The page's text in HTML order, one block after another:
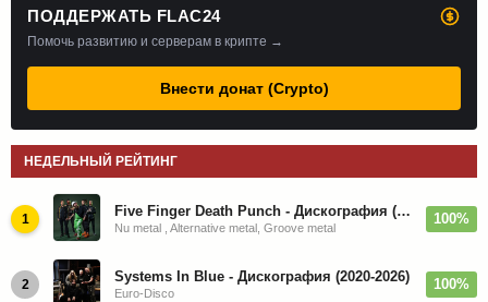
ПОДДЕРЖАТЬ FLAC24
Помочь развитию и серверам в крипте →
Внести донат (Crypto)
НЕДЕЛЬНЫЙ РЕЙТИНГ
1 Five Finger Death Punch - Дискография (2008-2026)
Nu metal , Alternative metal, Groove metal
100%
2 Systems In Blue - Дискография (2020-2026)
Euro-Disco
100%